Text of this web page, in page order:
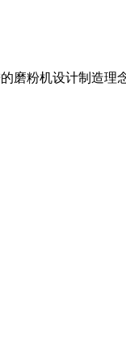
磨粉机设计制造理